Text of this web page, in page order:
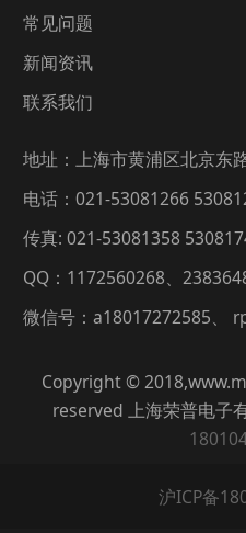
常见问题
新闻资讯
联系我们
地址：上海市黄浦区北京东
电话：021-53081266
传真: 021-53081358
QQ：1172560268、
微信号：a18017272585、
Copyright ©
reserved 上海荣普电子
沪ICP备